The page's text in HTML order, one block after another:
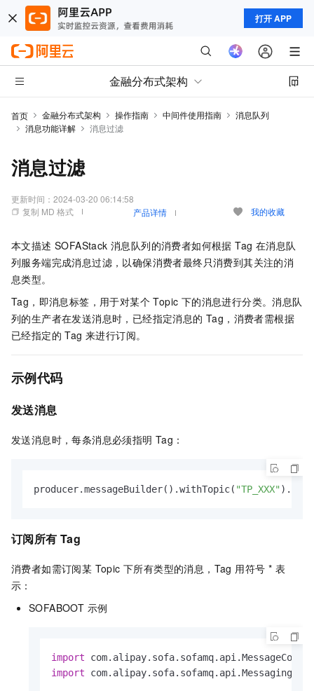
打开 APP
金融分布式架构
首页 金融分布式架构 操作指南 中间件使用指南
消息队列
消息功能详解
消息过滤
消息过滤
更新时间： 2024-03-20 06:14:58
复制 MD 格式
产品详情 我的收藏
本文描述 SOFAStack 消息队列的消费者如何根据 Tag 在消息队
列服务端完成消息过滤，以确保消费者最终只消费到其关注的消
息类型。
Tag，即消息标签，用于对某个 Topic 下的消息进行分类。消息队
列的生产者在发送消息时，已经指定消息的 Tag，消费者需根据
已经指定的 Tag 来进行订阅。
示例代码
发送消息
发送消息时，每条消息必须指明 Tag：
producer.messageBuilder().withTopic( "TP_XXX"
订阅所有 Tag
消费者如需订阅某 Topic 下所有类型的消息，Tag 用符号 * 表
示：
SOFABOOT 示例
import
import com.alipay.sofa.sofamq.api.Messaging;